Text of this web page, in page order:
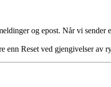
og epost. Når vi
enn Reset ved gjengivelser av